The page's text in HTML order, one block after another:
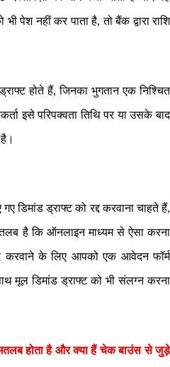
पेश नहीं कर पाता है, तो बैंक द्वारा राशि
होते हैं, जिनका भुगतान एक निश्चित
इसे परिपक्वता तिथि पर या उसके बाद
डिमांड ड्राफ्ट को रद्द करवाना चाहते हैं,
है कि ऑनलाइन माध्यम से ऐसा करना
करवाने के लिए आपको एक आवेदन फॉर्म
मूल डिमांड ड्राफ्ट को भी संलग्न करना
होता है और क्या हैं चेक बाउंस से जुड़े